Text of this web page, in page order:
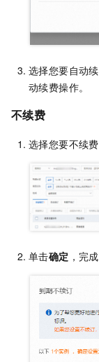
选择您要自动
动续费操作。
不续费
选择您要不续
单击确定 ，完